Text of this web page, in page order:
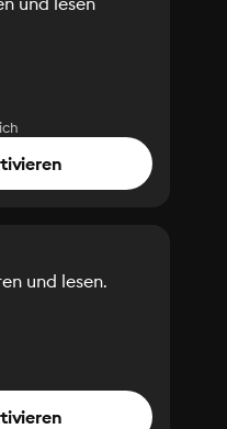
und lesen.